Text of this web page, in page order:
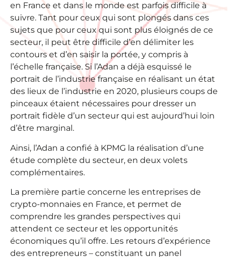
en France et dans le monde est parfois difficile à
suivre. Tant pour ceux qui sont plongés dans ces
sujets que pour ceux qui sont plus éloignés de ce
secteur, il peut être difficile d’en délimiter les
contours et d’en saisir la portée, y compris à
l’échelle française. Si l’Adan a déjà esquissé le
portrait de l’industrie française en réalisant un état
des lieux de l’industrie en 2020, plusieurs coups de
pinceaux étaient nécessaires pour dresser un
portrait fidèle d’un secteur qui est aujourd’hui loin
d’être marginal.
Ainsi, l’Adan a confié à KPMG la réalisation d’une
étude complète du secteur, en deux volets
complémentaires.
La première partie concerne les entreprises de
crypto-monnaies en France, et permet de
comprendre les grandes perspectives qui
attendent ce secteur et les opportunités
économiques qu’il offre. Les retours d’expérience
des entrepreneurs – constituant un panel